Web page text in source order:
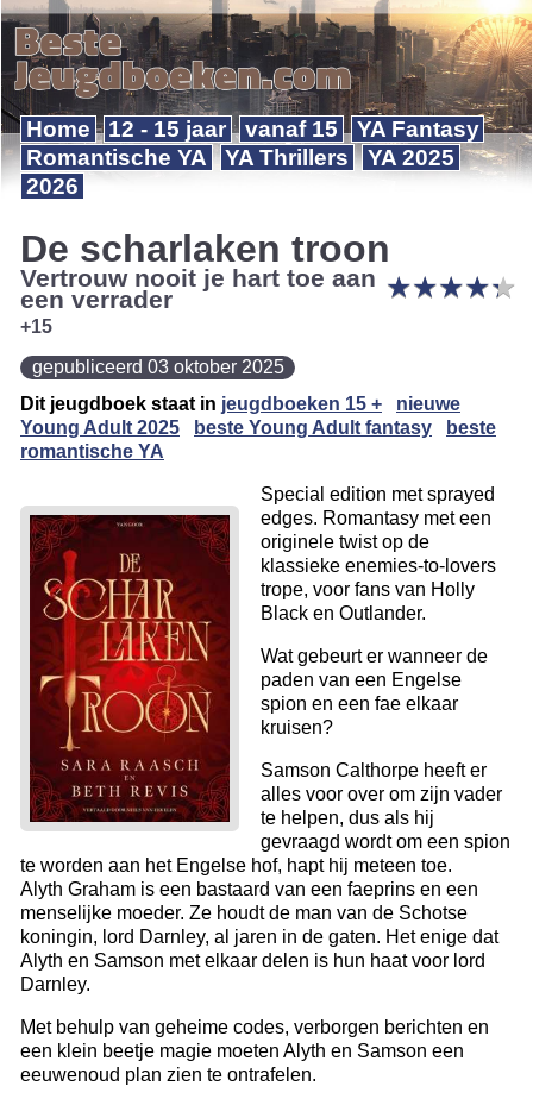
Home 12 - 15 jaar vanaf 15
YA Fantasy
Romantische YA
YA Thrillers
YA 2025
2026
De scharlaken troon
★★★★★
★★★★★
Vertrouw nooit je hart toe aan
een verrader
+15
gepubliceerd 03 oktober 2025
Dit jeugdboek staat in jeugdboeken 15 +
nieuwe
Young Adult 2025
beste Young Adult fantasy
beste
romantische YA
Special edition met sprayed
edges. Romantasy met een
originele twist op de
klassieke enemies-to-lovers
trope, voor fans van Holly
Black en Outlander.
Wat gebeurt er wanneer de
paden van een Engelse
spion en een fae elkaar
kruisen?
Samson Calthorpe heeft er
alles voor over om zijn vader
te helpen, dus als hij
gevraagd wordt om een spion
te worden aan het Engelse hof, hapt hij meteen toe.
Alyth Graham is een bastaard van een faeprins en een
menselijke moeder. Ze houdt de man van de Schotse
koningin, lord Darnley, al jaren in de gaten. Het enige dat
Alyth en Samson met elkaar delen is hun haat voor lord
Darnley.
Met behulp van geheime codes, verborgen berichten en
een klein beetje magie moeten Alyth en Samson een
eeuwenoud plan zien te ontrafelen.